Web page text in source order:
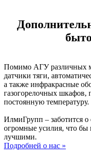
Помимо АГУ различных
датчики тяги,
а также инфракрасные
газогорелочных шкафов,
постоянную температуру.
ИлмиГрупп – заботится
огромные усилия, что бы
лучшими.
Подробней о нас »